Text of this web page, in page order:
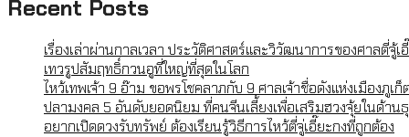
Recent Posts
เรื่องเล่าผ่านกาลเวลา ประวัติศาสตร์และวิวัฒนาการของศาลตี่จู้เ
เทวรูปสัมฤทธิ์กวนอูที่ใหญ่ที่สุดในโลก
ไหว้เทพเจ้า 9 อ๊าม ขอพรโชคลาภกับ 9 ศาลเจ้าชื่อดังแห่งเมืองภูเก็ต
ปลามงคล 5 อันดับยอดนิยม ที่คนจีนเลี้ยงเพื่อเสริมฮวงจุ้ยในด้าน
อยากเปิดดวงรับทรัพย์ ต้องเรียนรู้วิธีการไหว้ตี่จู่เอี๊ยะกงที่ถูกต้อง